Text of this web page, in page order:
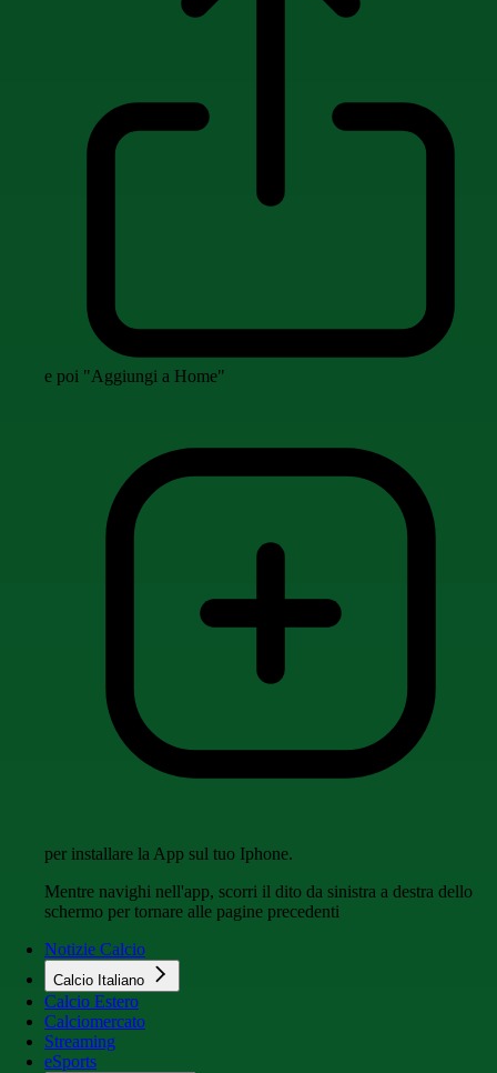
e poi "Aggiungi a Home"
per installare la App sul tuo Iphone.
Mentre navighi nell'app, scorri il dito da sinistra a destra dello
schermo per tornare alle pagine precedenti
Notizie Calcio
Calcio Italiano
Calcio Estero
Calciomercato
Streaming
eSports